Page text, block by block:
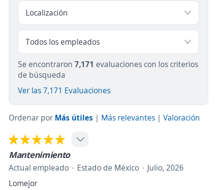
Se encontraron 7,171 evaluaciones con los criterios
de búsqueda
Ver las 7,171 Evaluaciones
Ordenar por Más útiles | Más relevantes | Valoración
Mantenimiento
Actual empleado Estado de México
Julio, 2026
Lomejor